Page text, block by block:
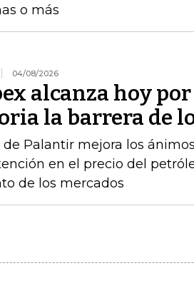
o más
04/08/2026
alcanza hoy
la barrera de
de Palantir mejora los
en el precio del
de los mercados